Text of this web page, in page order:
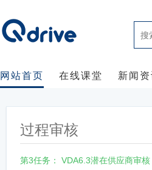
网站首页 在线课堂 新闻资
过程审核
第3任务： VDA6.3潜在供应商审核